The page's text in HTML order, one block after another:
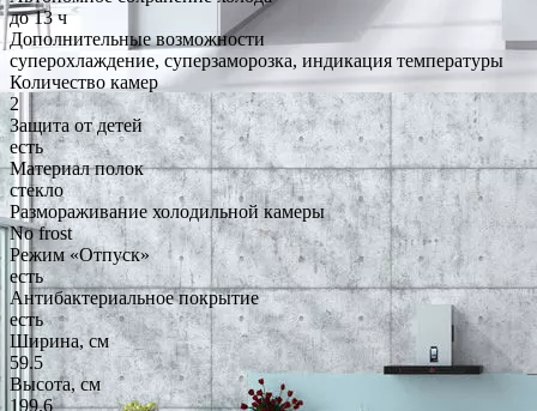
до 13 ч
Дополнительные возможности
суперохлаждение, суперзаморозка, индикация температуры
Количество камер
2
Защита от детей
есть
Материал полок
стекло
Размораживание холодильной камеры
No frost
Режим «Отпуск»
есть
Антибактериальное покрытие
есть
Ширина, см
59.5
Высота, см
199.6